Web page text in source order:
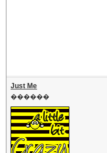
Just Me
������